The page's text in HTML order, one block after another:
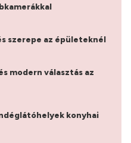
szerepe az épületeknél
modern választás az
konyhai